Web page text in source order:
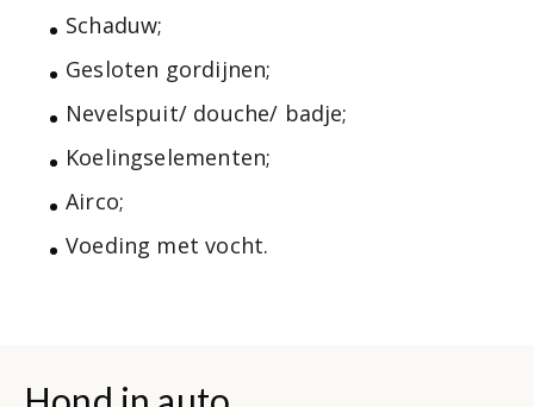
Schaduw;
Gesloten gordijnen;
Nevelspuit/ douche/ badje;
Koelingselementen;
Airco;
Voeding met vocht.